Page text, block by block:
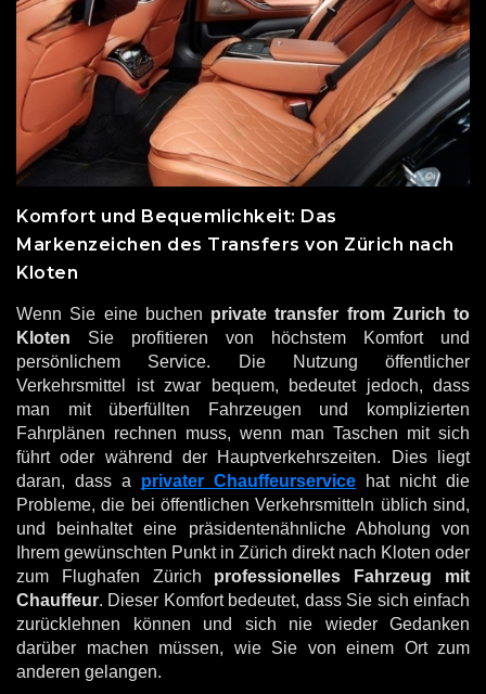
Komfort und Bequemlichkeit: Das
Markenzeichen des Transfers von Zürich nach
Kloten
Wenn Sie eine buchen private transfer from Zurich to
Kloten Sie profitieren von höchstem Komfort und
persönlichem Service. Die Nutzung öffentlicher
Verkehrsmittel ist zwar bequem, bedeutet jedoch, dass
man mit überfüllten Fahrzeugen und komplizierten
Fahrplänen rechnen muss, wenn man Taschen mit sich
führt oder während der Hauptverkehrszeiten. Dies liegt
daran, dass a
privater Chauffeurservice hat nicht die
Probleme, die bei öffentlichen Verkehrsmitteln üblich sind,
und beinhaltet eine präsidentenähnliche Abholung von
Ihrem gewünschten Punkt in Zürich direkt nach Kloten oder
zum Flughafen Zürich professionelles Fahrzeug mit
Chauffeur. Dieser Komfort bedeutet, dass Sie sich einfach
zurücklehnen können und sich nie wieder Gedanken
darüber machen müssen, wie Sie von einem Ort zum
anderen gelangen.